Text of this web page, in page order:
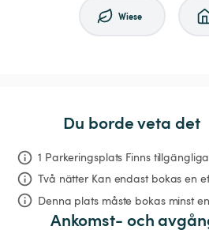
Wiese
Du borde veta det
1 Parkeringsplats Finns
Två nätter Kan endast bokas en
Denna plats måste bokas minst en
Ankomst- och